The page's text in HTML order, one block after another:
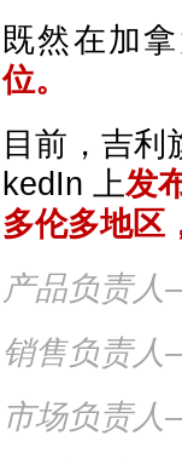
既然在加
位。
目前，吉
kedIn 上发
多伦多地区
产品负责
销售负责
市场负责